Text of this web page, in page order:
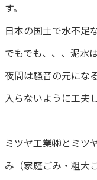
す。
日本の国土で水不足
でもでも、、、泥水
夜間は騒音の元にな
入らないように工夫
ミツヤ工業㈱とミツ
み（家庭ごみ・粗大